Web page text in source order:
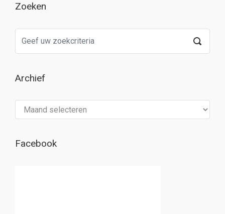
Zoeken
Archief
Facebook